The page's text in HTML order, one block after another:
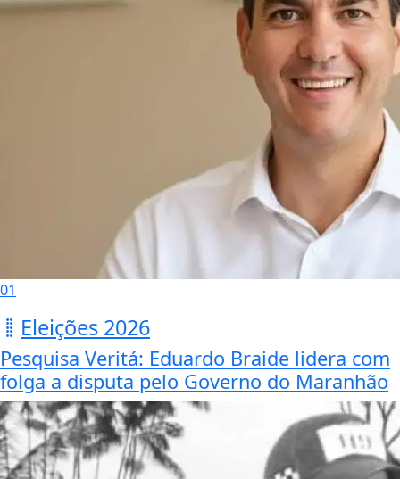
01
Eleições 2026
Pesquisa Veritá: Eduardo Braide lidera com
folga a disputa pelo Governo do Maranhão